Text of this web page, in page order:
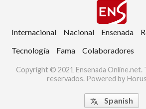
Internacional Nacional Ensenada
Tecnología
Fama Colaboradores
Copyright © 2021 Ensenada Online.net.
reservados. Powered by
 Spanish